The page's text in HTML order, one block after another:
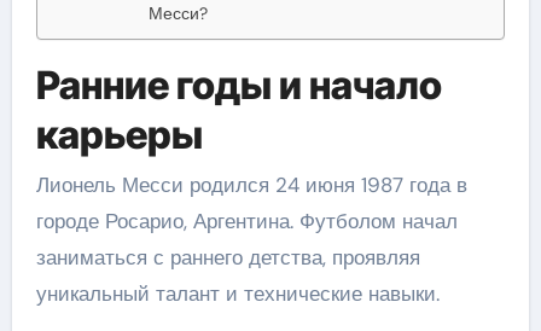
Месси?
Ранние годы и начало
карьеры
Лионель Месси родился 24 июня 1987 года в
городе Росарио, Аргентина. Футболом начал
заниматься с раннего детства, проявляя
уникальный талант и технические навыки.